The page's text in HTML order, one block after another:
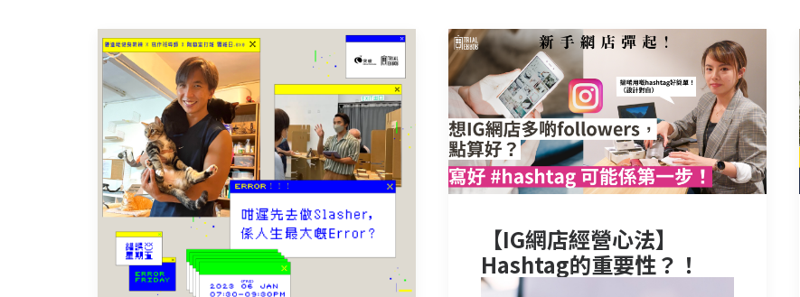
【IG網店經營心法】
Hashtag的重要性？！